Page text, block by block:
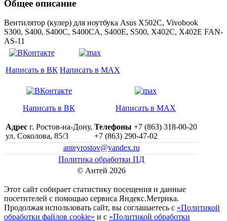
Общее описание
Вентилятор (кулер) для ноутбука Asus X502C, Vivobook
S300, S400, S400C, S400CA, S400E, S500, X402C, X402E FAN-
AS-11
Написать в ВК Написать в MAX
Написать в ВК Написать в MAX
Адрес г. Ростов-на-Дону,
ул. Соколова, 85/3
Телефоны +7 (863) 318-00-20
+7 (863) 290-47-02
anteyrostov@yandex.ru
Политика обработки ПД
© Антей 2026
Этот сайт собирает статистику посещения и данные
посетителей c помощью сервиса Яндекс.Метрика.
Продолжая использовать сайт, вы соглашаетесь с «Политикой
обработки файлов cookie» и с «Политикой обработки